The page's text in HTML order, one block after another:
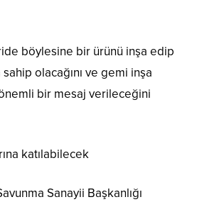
böylesine bir ürünü inşa edip
olacağını ve gemi inşa
bir mesaj verileceğini
katılabilecek
Sanayii Başkanlığı